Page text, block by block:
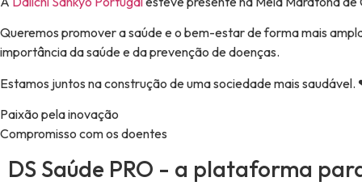
Queremos promover a saúde e o bem-estar de forma mais
importância da saúde e da prevenção de doenças.
Estamos juntos na construção de uma sociedade mais saudável.
Paixão pela inovação​
Compromisso com os doentes​
DS Saúde PRO - a plataforma